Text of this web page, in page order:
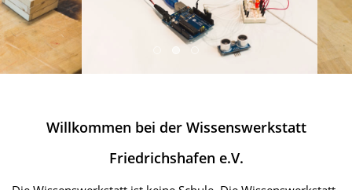
Willkommen bei der Wissenswerkstatt
Friedrichshafen e.V.